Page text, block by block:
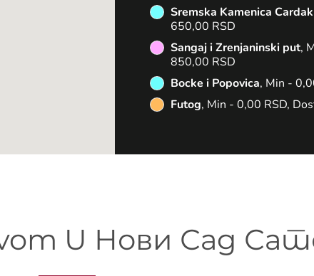
Sremska Kamenica Cardak
650,00 RSD
Sangaj i Zrenjaninski put,
850,00 RSD
Bocke i Popovica, Min -
Futog, Min - 0,00 RSD,
U Нови Сад